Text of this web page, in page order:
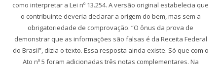
como interpretar a Lei nº 13.254. A versão original estabelecia que
o contribuinte deveria declarar a origem do bem, mas sem a
obrigatoriedade de comprovação. “O ônus da prova de
demonstrar que as informações são falsas é da Receita Federal
do Brasil”, dizia o texto. Essa resposta ainda existe. Só que com o
Ato nº 5 foram adicionadas três notas complementares. Na